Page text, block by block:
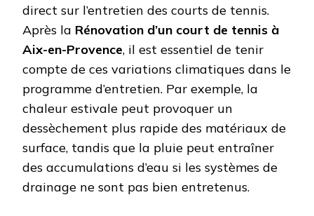
direct sur l’entretien des courts de tennis.
Après la Rénovation d’un court de tennis à
Aix-en-Provence, il est essentiel de tenir
compte de ces variations climatiques dans le
programme d’entretien. Par exemple, la
chaleur estivale peut provoquer un
dessèchement plus rapide des matériaux de
surface, tandis que la pluie peut entraîner
des accumulations d’eau si les systèmes de
drainage ne sont pas bien entretenus.